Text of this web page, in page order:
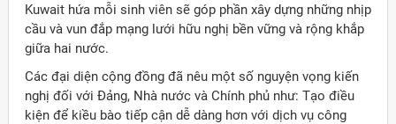
Kuwait hứa mỗi sinh viên sẽ góp phần xây dựng những nhịp
cầu và vun đắp mạng lưới hữu nghị bền vững và rộng khắp
giữa hai nước.
Các đại diện cộng đồng đã nêu một số nguyện vọng kiến
nghị đối với Đảng, Nhà nước và Chính phủ như: Tạo điều
kiện để kiều bào tiếp cận dễ dàng hơn với dịch vụ công